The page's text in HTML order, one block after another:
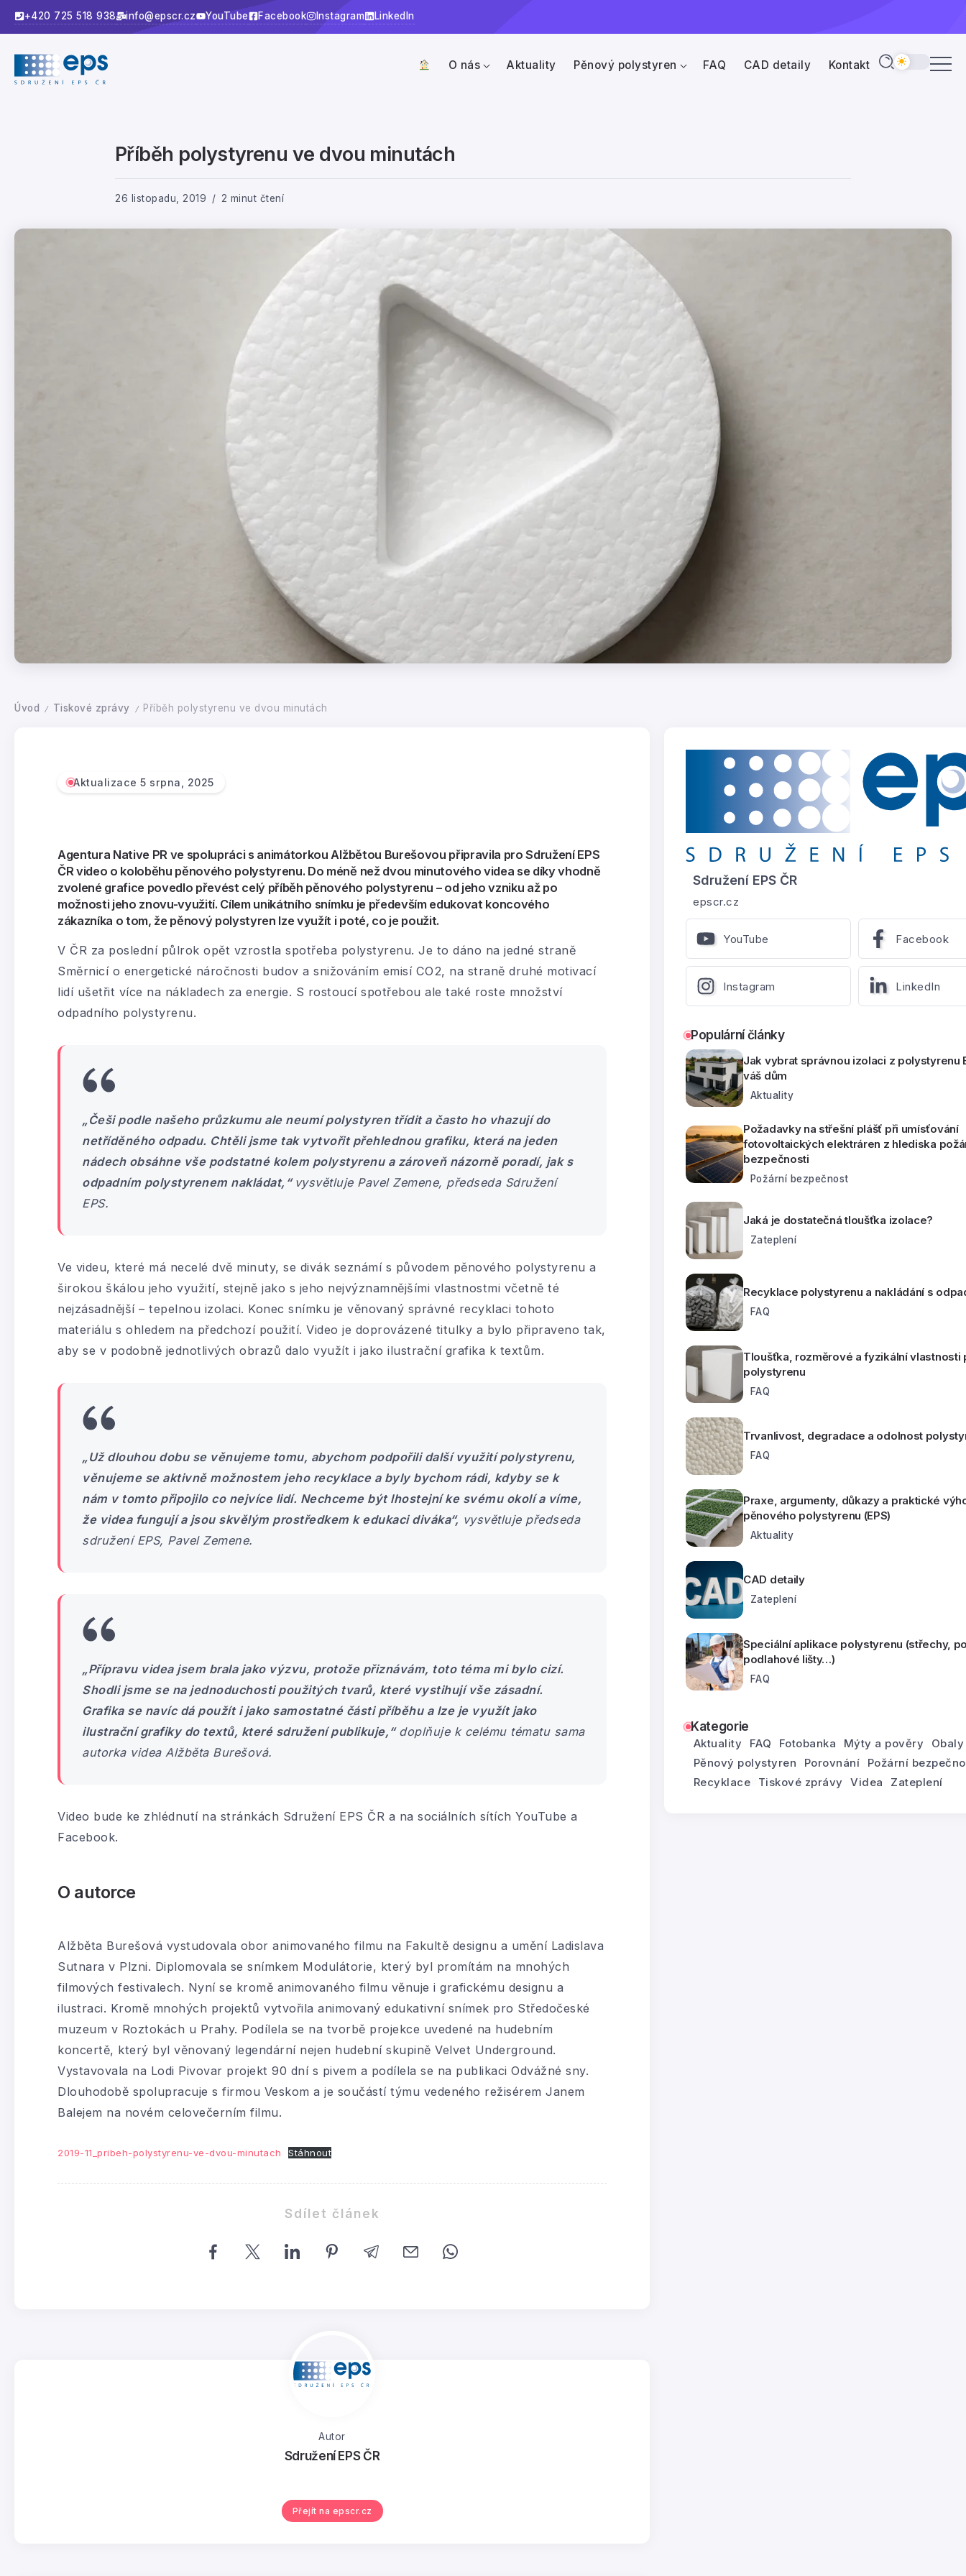
+420 725 518 938 info@epscr.cz YouTube Facebook Instagram LinkedIn
O nás Aktuality Pěnový polystyren FAQ CAD detaily Kontakt
Příběh polystyrenu ve dvou minutách
26 listopadu, 2019 2 minut čtení
Úvod / Tiskové zprávy / Příběh polystyrenu ve dvou minutách
Aktualizace 5 srpna, 2025
Agentura Native PR ve spolupráci s animátorkou Alžbětou Burešovou připravila pro Sdružení EPS
ČR video o koloběhu pěnového polystyrenu. Do méně než dvou minutového videa se díky vhodně
zvolené grafice povedlo převést celý příběh pěnového polystyrenu – od jeho vzniku až po
možnosti jeho znovu-využití. Cílem unikátního snímku je především edukovat koncového
zákazníka o tom, že pěnový polystyren lze využít i poté, co je použit.
V ČR za poslední půlrok opět vzrostla spotřeba polystyrenu. Je to dáno na jedné straně
Směrnicí o energetické náročnosti budov a snižováním emisí CO2, na straně druhé motivací
lidí ušetřit více na nákladech za energie. S rostoucí spotřebou ale také roste množství
odpadního polystyrenu.
„Češi podle našeho průzkumu ale neumí polystyren třídit a často ho vhazují do
netříděného odpadu. Chtěli jsme tak vytvořit přehlednou grafiku, která na jeden
nádech obsáhne vše podstatné kolem polystyrenu a zároveň názorně poradí, jak s
odpadním polystyrenem nakládat,“ vysvětluje Pavel Zemene, předseda Sdružení
EPS.
Ve videu, které má necelé dvě minuty, se divák seznámí s původem pěnového polystyrenu a
širokou škálou jeho využití, stejně jako s jeho nejvýznamnějšími vlastnostmi včetně té
nejzásadnější – tepelnou izolaci. Konec snímku je věnovaný správné recyklaci tohoto
materiálu s ohledem na předchozí použití. Video je doprovázené titulky a bylo připraveno tak,
aby se v podobně jednotlivých obrazů dalo využít i jako ilustrační grafika k textům.
„Už dlouhou dobu se věnujeme tomu, abychom podpořili další využití polystyrenu,
věnujeme se aktivně možnostem jeho recyklace a byly bychom rádi, kdyby se k
nám v tomto připojilo co nejvíce lidí. Nechceme být lhostejní ke svému okolí a víme,
že videa fungují a jsou skvělým prostředkem k edukaci diváka“, vysvětluje předseda
sdružení EPS, Pavel Zemene.
„Přípravu videa jsem brala jako výzvu, protože přiznávám, toto téma mi bylo cizí.
Shodli jsme se na jednoduchosti použitých tvarů, které vystihují vše zásadní.
Grafika se navíc dá použít i jako samostatné části příběhu a lze je využít jako
ilustrační grafiky do textů, které sdružení publikuje,“doplňuje k celému tématu sama
autorka videa Alžběta Burešová.
Video bude ke zhlédnutí na stránkách Sdružení EPS ČR a na sociálních sítích YouTube a
Facebook.
O autorce
Alžběta Burešová vystudovala obor animovaného filmu na Fakultě designu a umění Ladislava
Sutnara v Plzni. Diplomovala se snímkem Modulátorie, který byl promítám na mnohých
filmových festivalech. Nyní se kromě animovaného filmu věnuje i grafickému designu a
ilustraci. Kromě mnohých projektů vytvořila animovaný edukativní snímek pro Středočeské
muzeum v Roztokách u Prahy. Podílela se na tvorbě projekce uvedené na hudebním
koncertě, který byl věnovaný legendární nejen hudební skupině Velvet Underground.
Vystavovala na Lodi Pivovar projekt 90 dní s pivem a podílela se na publikaci Odvážné sny.
Dlouhodobě spolupracuje s firmou Veskom a je součástí týmu vedeného režisérem Janem
Balejem na novém celovečerním filmu.
2019-11_pribeh-polystyrenu-ve-dvou-minutach Stáhnout
Sdílet článek
Autor
Sdružení EPS ČR
Přejít na epscr.cz
Sdružení EPS ČR
epscr.cz
YouTube Facebook
Instagram LinkedIn
Populární články
Jak vybrat správnou izolaci z polystyrenu
váš dům
Aktuality
Požadavky na střešní plášť při umísťování
fotovoltaických elektráren z hlediska
bezpečnosti
Požární bezpečnost
Jaká je dostatečná tloušťka izolace?
Zateplení
Recyklace polystyrenu a nakládání s
FAQ
Tloušťka, rozměrové a fyzikální vlastnosti
polystyrenu
FAQ
Trvanlivost, degradace a odolnost
FAQ
Praxe, argumenty, důkazy a praktické
pěnového polystyrenu (EPS)
Aktuality
CAD detaily
Zateplení
Speciální aplikace polystyrenu (střechy,
podlahové lišty…)
FAQ
Kategorie
Aktuality FAQ Fotobanka Mýty a pověry
Obaly
Pěnový polystyren
Porovnání
Požární
Recyklace
Tiskové zprávy Videa Zateplení